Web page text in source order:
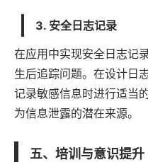
3. 安全日志记录
在应用中实现安全日志记
生后追踪问题。在设计日
记录敏感信息时进行适当
为信息泄露的潜在来源。
五、培训与意识提升